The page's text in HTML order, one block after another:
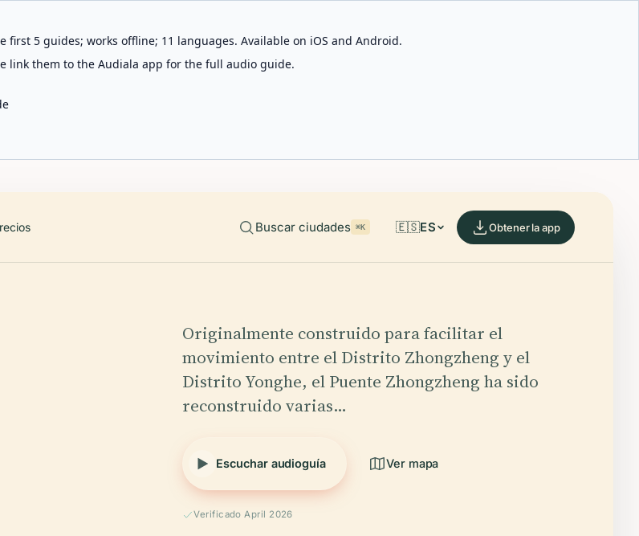
5 guides; works offline; 11 languages. Available on iOS and Android.
link them to the Audiala app for the full audio guide.
Buscar ciudades ⌘K 🇪🇸ES Obtener la app
Originalmente construido para facilitar el
movimiento entre el Distrito Zhongzheng y el
Distrito Yonghe, el Puente Zhongzheng ha sido
reconstruido varias…
Escuchar audioguía Ver mapa
Verificado April 2026